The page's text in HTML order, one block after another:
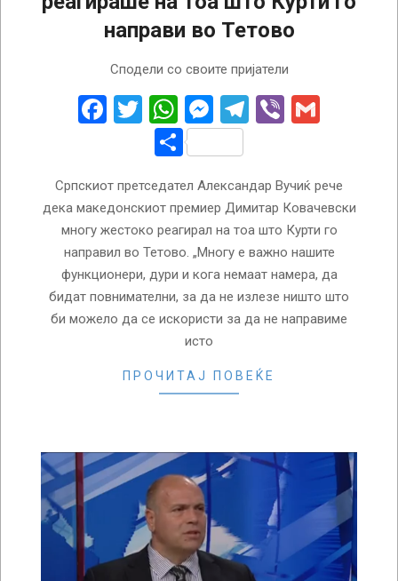
направи во Тетово
Сподели со своите пријатели
Facebook
Twitter
WhatsApp
Messenger
Telegram
Viber
Share
Српскиот претседател Александар Вучиќ рече
дека македонскиот премиер Димитар Ковачевски
многу жестоко реагирал на тоа што Курти го
направил во Тетово. „Многу е важно нашите
функционери, дури и кога немаат намера, да
бидат повнимателни, за да не излезе ништо што
би можело да се искористи за да не направиме
исто
ПРОЧИТАЈ ПОВЕЌЕ